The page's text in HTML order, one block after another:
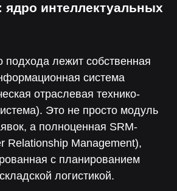
интеллектуальных
подхода лежит собственная
система
отраслевая технико-
Это не просто модуль
а полноценная SRM-
Relationship Management),
с планированием
логистикой.